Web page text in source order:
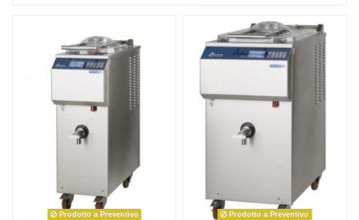
Prodotto a Preventivo Prodotto a Preventivo